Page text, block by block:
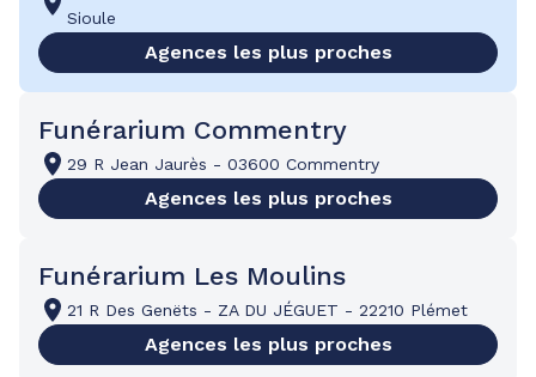
Sioule
Agences les plus proches
Funérarium Commentry
29 R Jean Jaurès - 03600 Commentry
Agences les plus proches
Funérarium Les Moulins
21 R Des Genëts - ZA DU JÉGUET - 22210 Plémet
Agences les plus proches